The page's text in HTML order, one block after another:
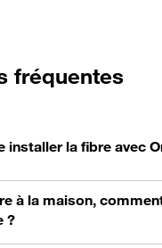
fréquentes
installer la fibre avec
à la maison,
?